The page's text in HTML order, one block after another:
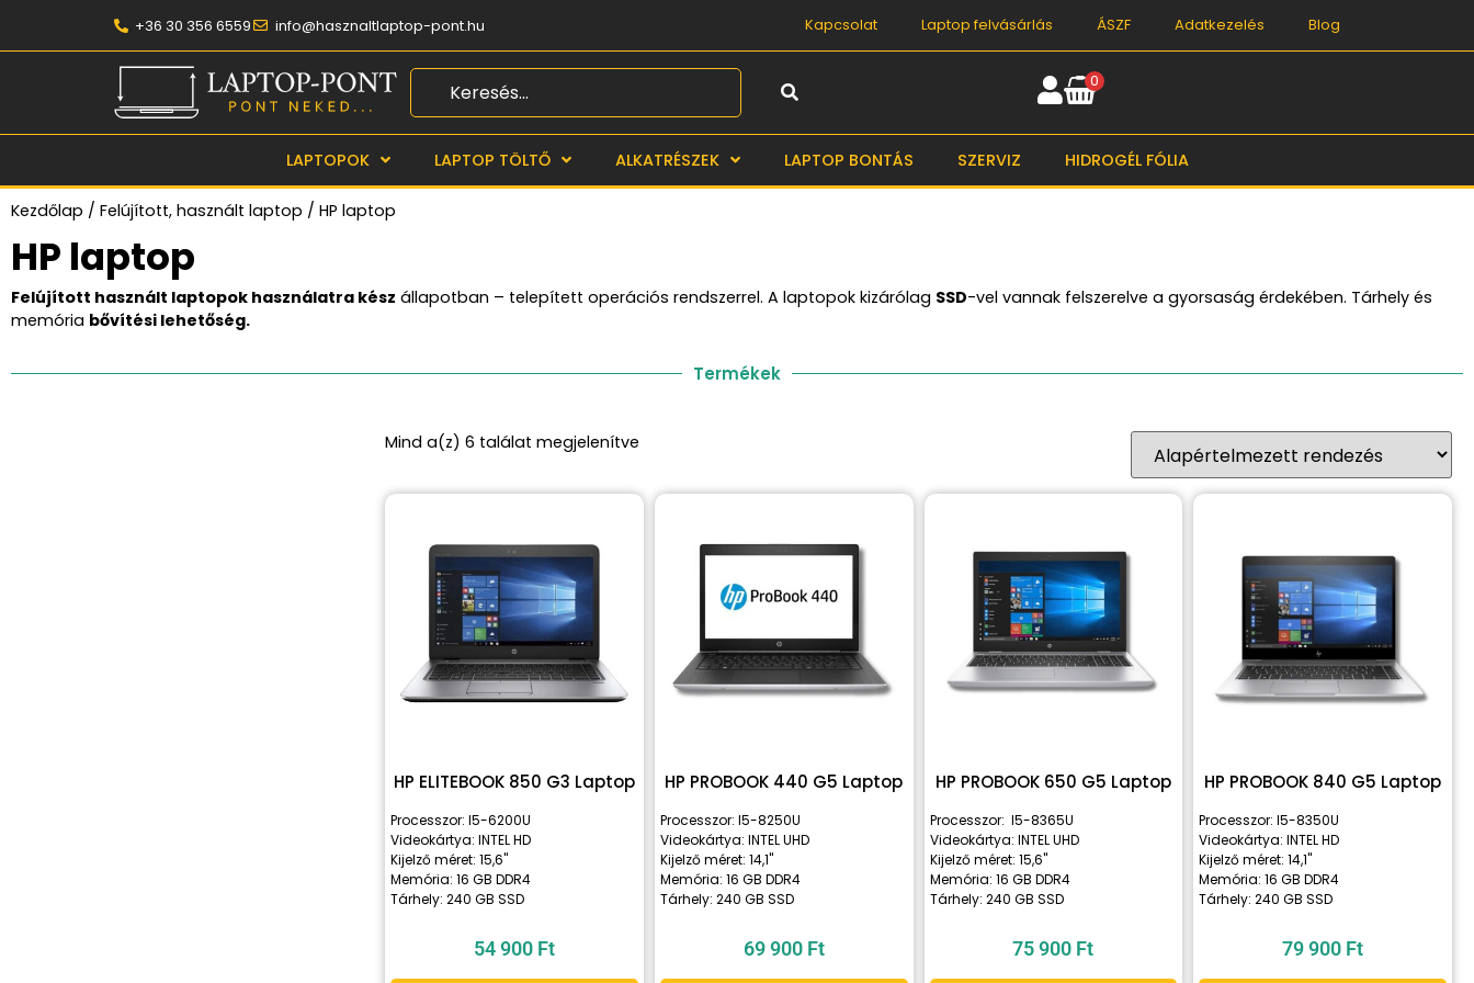
+36 30 356 6559 info@hasznaltlaptop-pont.hu Kapcsolat Laptop felvásárlás ÁSZF Adatkezelés Blog
Search 0
LAPTOPOK LAPTOP TÖLTŐ ALKATRÉSZEK LAPTOP BONTÁS SZERVIZ HIDROGÉL FÓLIA
Kezdőlap / Felújított, használt laptop / HP laptop
HP laptop
Felújított használt laptopok használatra kész állapotban – telepített operációs rendszerrel. A laptopok kizárólag SSD-vel vannak felszerelve a gyorsaság érdekében. Tárhely és
memória bővítési lehetőség.
Termékek
Mind a(z) 6 találat megjelenítve
HP ELITEBOOK 850 G3 Laptop
Processzor: I5-6200U
Videokártya: INTEL HD
Kijelző méret: 15,6"
Memória: 16 GB DDR4
Tárhely: 240 GB SSD
54 900 Ft
HP PROBOOK 440 G5 Laptop
Processzor: I5-8250U
Videokártya: INTEL UHD
Kijelző méret: 14,1"
Memória: 16 GB DDR4
Tárhely: 240 GB SSD
69 900 Ft
HP PROBOOK 650 G5 Laptop
Processzor: I5-8365U
Videokártya: INTEL UHD
Kijelző méret: 15,6"
Memória: 16 GB DDR4
Tárhely: 240 GB SSD
75 900 Ft
HP PROBOOK 840 G5 Laptop
Processzor: I5-8350U
Videokártya: INTEL HD
Kijelző méret: 14,1"
Memória: 16 GB DDR4
Tárhely: 240 GB SSD
79 900 Ft